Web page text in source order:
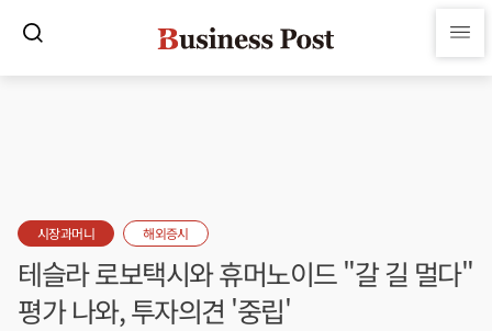
시장과머니 해외증시
테슬라 로보택시와 휴머노이드 "갈 길 멀다"
평가 나와, 투자의견 '중립'